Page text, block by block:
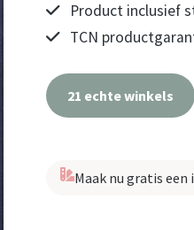
Product inclusief
TCN
21 echte winkels
Maak nu gratis